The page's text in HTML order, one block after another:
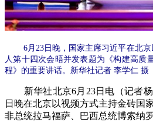
6月23日晚，国家主席习近平在北
人第十四次会晤并发表题为《构建高质
程》的重要讲话。新华社记者 李学仁 摄
新华社北京6月23日电（记者杨
日晚在北京以视频方式主持金砖国
非总统拉马福萨、巴西总统博索纳